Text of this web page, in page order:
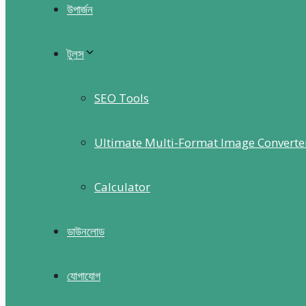
উপার্জন
টুলস
SEO Tools
Ultimate Multi-Format Image
Calculator
ডাউনলোড
যোগাযোগ